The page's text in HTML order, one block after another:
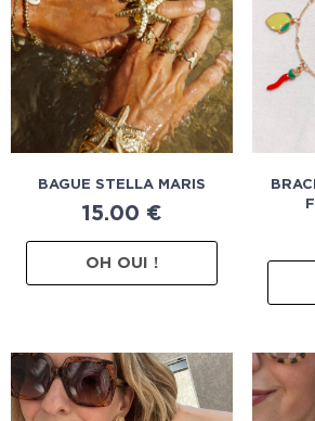
BAGUE STELLA MARIS
15.00 €
OH OUI !